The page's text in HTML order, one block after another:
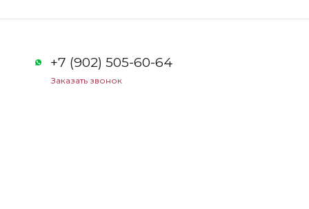
+7 (902) 505-60-64
Заказать звонок